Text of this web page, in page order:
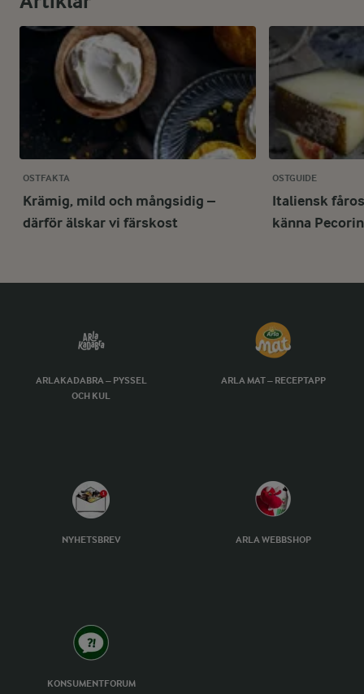
OSTFAKTA
Krämig, mild och mångsidig –
därför älskar vi färskost
OSTGUIDE
Italiensk
känna
ARLAKADABRA – PYSSEL
OCH KUL
ARLA MAT – RECEPTAPP
NYHETSBREV ARLA WEBBSHOP
KONSUMENTFORUM